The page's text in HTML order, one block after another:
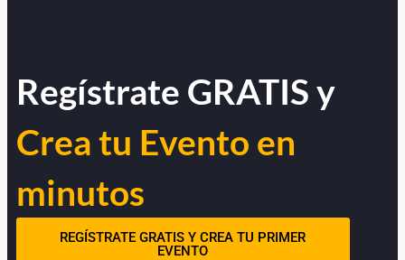
Regístrate GRATIS y
Crea tu Evento en
minutos
REGÍSTRATE GRATIS Y CREA TU PRIMER
EVENTO